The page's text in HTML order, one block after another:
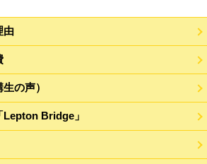
由
の声）
Bridge」